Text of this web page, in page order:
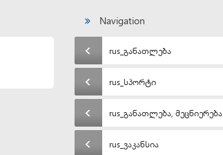
Navigation
rus_განათლება
rus_სპორტი
rus_განათლება, მეცნიერება
rus_ვაკანსია